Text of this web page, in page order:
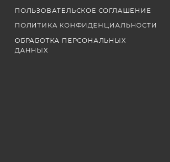
ПОЛЬЗОВАТЕЛЬСКОЕ СОГЛАШЕНИЕ
ПОЛИТИКА КОНФИДЕНЦИАЛЬНОСТИ
ОБРАБОТКА ПЕРСОНАЛЬНЫХ
ДАННЫХ